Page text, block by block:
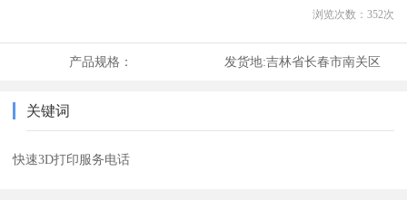
浏览次数： 352次
产品规格： 发货地:吉林省长春市南关区
关键词
快速3D打印服务电话